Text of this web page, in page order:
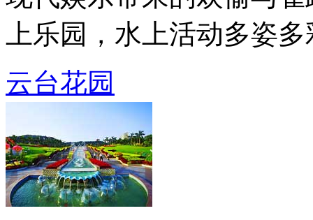
上乐园，水上活动多姿
云台花园